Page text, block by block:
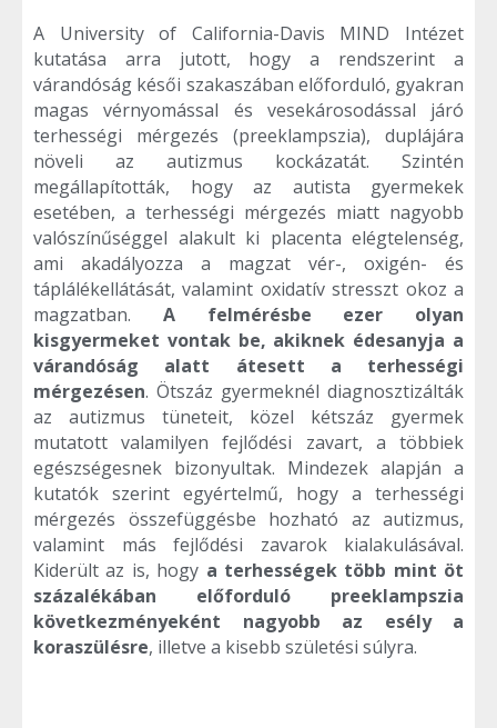
A University of California-Davis MIND Intézet
kutatása arra jutott, hogy a rendszerint a
várandóság késői szakaszában előforduló, gyakran
magas vérnyomással és vesekárosodással járó
terhességi mérgezés (preeklampszia), duplájára
növeli az autizmus kockázatát. Szintén
megállapították, hogy az autista gyermekek
esetében, a terhességi mérgezés miatt nagyobb
valószínűséggel alakult ki placenta elégtelenség,
ami akadályozza a magzat vér-, oxigén- és
táplálékellátását, valamint oxidatív stresszt okoz a
magzatban. A felmérésbe ezer olyan
kisgyermeket vontak be, akiknek édesanyja a
várandóság alatt átesett a terhességi
mérgezésen. Ötszáz gyermeknél diagnosztizálták
az autizmus tüneteit, közel kétszáz gyermek
mutatott valamilyen fejlődési zavart, a többiek
egészségesnek bizonyultak. Mindezek alapján a
kutatók szerint egyértelmű, hogy a terhességi
mérgezés összefüggésbe hozható az autizmus,
valamint más fejlődési zavarok kialakulásával.
Kiderült az is, hogy a terhességek több mint öt
százalékában előforduló preeklampszia
következményeként nagyobb az esély a
koraszülésre, illetve a kisebb születési súlyra.